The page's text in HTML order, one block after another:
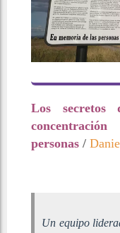
Los secretos
personas /
Un equipo